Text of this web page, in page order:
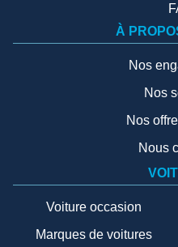
À
Nos
Nos
Nos
Nous
Voiture occasion
Marques de voitures